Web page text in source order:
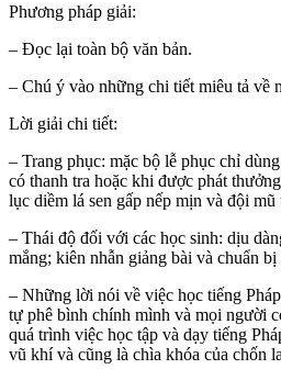
Phương pháp giải:
– Đọc lại toàn bộ văn bản.
– Chú ý vào những chi tiết miêu tả về
Lời giải chi tiết:
– Trang phục: mặc bộ lễ phục chỉ
có thanh tra hoặc khi được phát
lục diềm lá sen gấp nếp mịn và đội mũ
– Thái độ đối với các học sinh: dịu
mắng; kiên nhẫn giảng bài và chuẩn
– Những lời nói về việc học tiếng
tự phê bình chính mình và mọi người
quá trình việc học tập và dạy tiếng
vũ khí và cũng là chìa khóa của chốn